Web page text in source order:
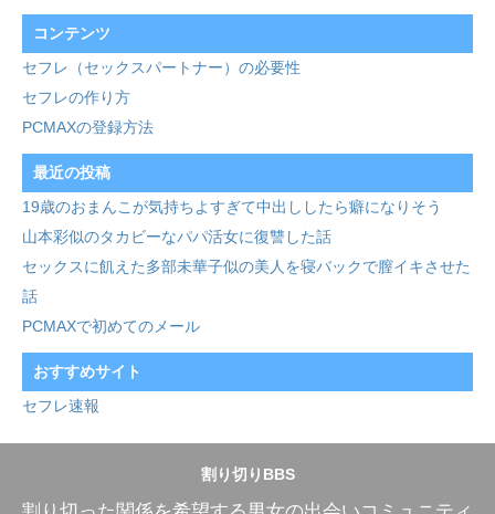
コンテンツ
セフレ（セックスパートナー）の必要性
セフレの作り方
PCMAXの登録方法
最近の投稿
19歳のおまんこが気持ちよすぎて中出ししたら癖になりそう
山本彩似のタカビーなパパ活女に復讐した話
セックスに飢えた多部未華子似の美人を寝バックで膣イキさせた
話
PCMAXで初めてのメール
おすすめサイト
セフレ速報
割り切りBBS